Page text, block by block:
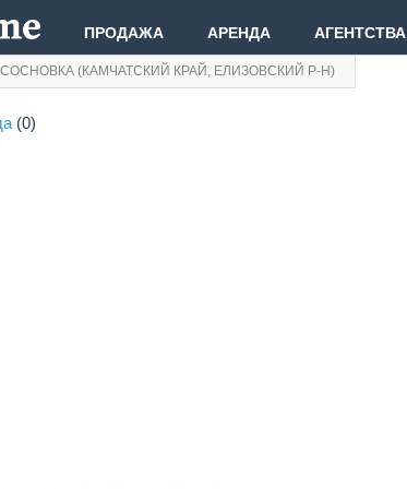
ПРОДАЖА АРЕНДА АГЕНТСТВА
(КАМЧАТСКИЙ КРАЙ, ЕЛИЗОВСКИЙ Р-Н)
(0)